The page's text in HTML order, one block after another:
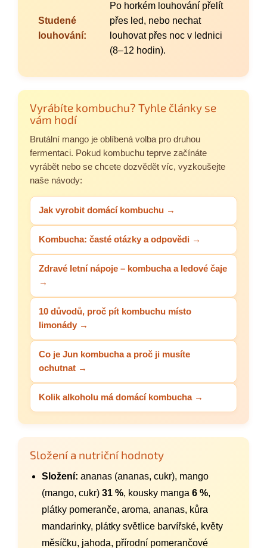
Studené
louhování:
Po horkém louhování přelít
přes led, nebo nechat
louhovat přes noc v lednici
(8–12 hodin).
Vyrábíte kombuchu? Tyhle články se
vám hodí
Brutální mango je oblíbená volba pro druhou
fermentaci. Pokud kombuchu teprve začínáte
vyrábět nebo se chcete dozvědět víc, vyzkoušejte
naše návody:
Jak vyrobit domácí kombuchu →
Kombucha: časté otázky a odpovědi →
Zdravé letní nápoje – kombucha a ledové čaje
→
10 důvodů, proč pít kombuchu místo
limonády →
Co je Jun kombucha a proč ji musíte
ochutnat →
Kolik alkoholu má domácí kombucha →
Složení a nutriční hodnoty
Složení: ananas (ananas, cukr), mango
(mango, cukr) 31 %, kousky manga 6 %,
plátky pomeranče, aroma, ananas, kůra
mandarinky, plátky světlice barvířské, květy
měsíčku, jahoda, přírodní pomerančové